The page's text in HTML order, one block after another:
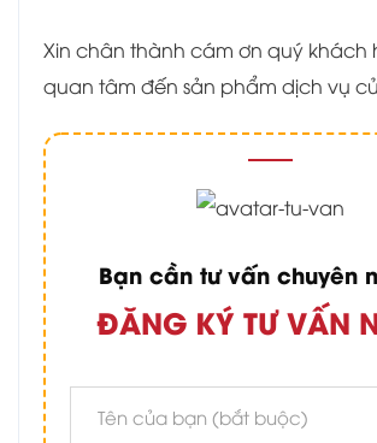
Xin chân thành cám ơn quý khách
quan tâm đến sản phẩm dịch vụ
Bạn cần tư vấn chuyên
ĐĂNG KÝ TƯ VẤN